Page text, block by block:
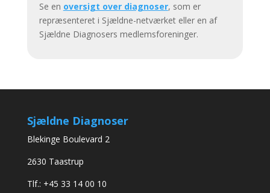
Se en oversigt over diagnoser, som er
repræsenteret i Sjældne-netværket eller en af
Sjældne Diagnosers medlemsforeninger.
Sjældne Diagnoser
Blekinge Boulevard 2
2630 Taastrup
Tlf.: +45 33 14 00 10